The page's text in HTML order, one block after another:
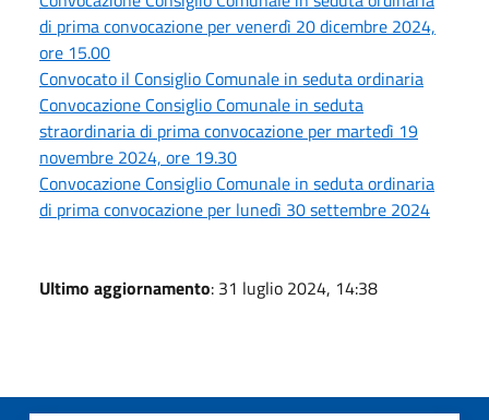
di prima convocazione per venerdì 20 dicembre 2024,
ore 15.00
Convocato il Consiglio Comunale in seduta ordinaria
Convocazione Consiglio Comunale in seduta
straordinaria di prima convocazione per martedì 19
novembre 2024, ore 19.30
Convocazione Consiglio Comunale in seduta ordinaria
di prima convocazione per lunedì 30 settembre 2024
Ultimo aggiornamento: 31 luglio 2024, 14:38